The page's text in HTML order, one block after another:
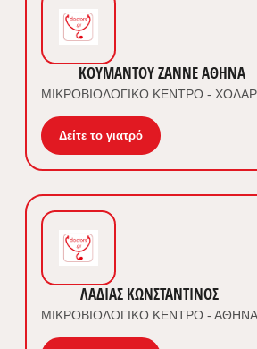
ΚΟΥΜΑΝΤΟΥ ΖΑΝΝΕ ΑΘΗΝΑ
ΜΙΚΡΟΒΙΟΛΟΓΙΚΟ ΚΕΝΤΡΟ -
Δείτε το γιατρό
ΛΑΔΙΑΣ ΚΩΝΣΤΑΝΤΙΝΟΣ
ΜΙΚΡΟΒΙΟΛΟΓΙΚΟ ΚΕΝΤΡΟ - ΑΘΗΝΑ